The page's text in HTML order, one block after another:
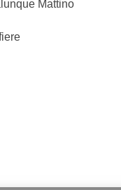
Mattino